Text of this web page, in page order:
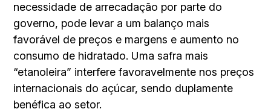
necessidade de arrecadação por parte do
governo, pode levar a um balanço mais
favorável de preços e margens e aumento no
consumo de hidratado. Uma safra mais
“etanoleira” interfere favoravelmente nos preços
internacionais do açúcar, sendo duplamente
benéfica ao setor.